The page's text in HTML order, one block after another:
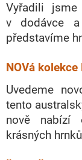
Vyřadili
v dodávce
představíme
NOVá
Uvedeme
tento
nově nabízí
krásných